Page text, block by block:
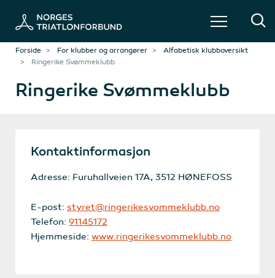
Forside For klubber og arrangører
Alfabetisk klubboversikt
Ringerike Svømmeklubb
Ringerike Svømmeklubb
Kontaktinformasjon
Adresse: Furuhallveien 17A, 3512 HØNEFOSS
E-post: styret@ringerikesvommeklubb.no
Telefon: 91145172
Hjemmeside: www.ringerikesvommeklubb.no